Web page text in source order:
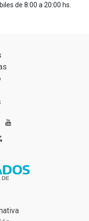
de 8:00 a 20:00 hs.
